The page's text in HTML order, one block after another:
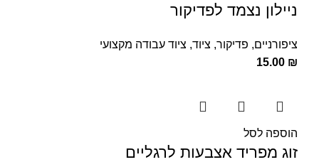
ניילון נצמד לפדיקור
ציפורניים, פדיקור, ציוד, ציוד עבודה מקצועי
15.00 ₪
הוספה לסל
זוג מפריד אצבעות לרגליים